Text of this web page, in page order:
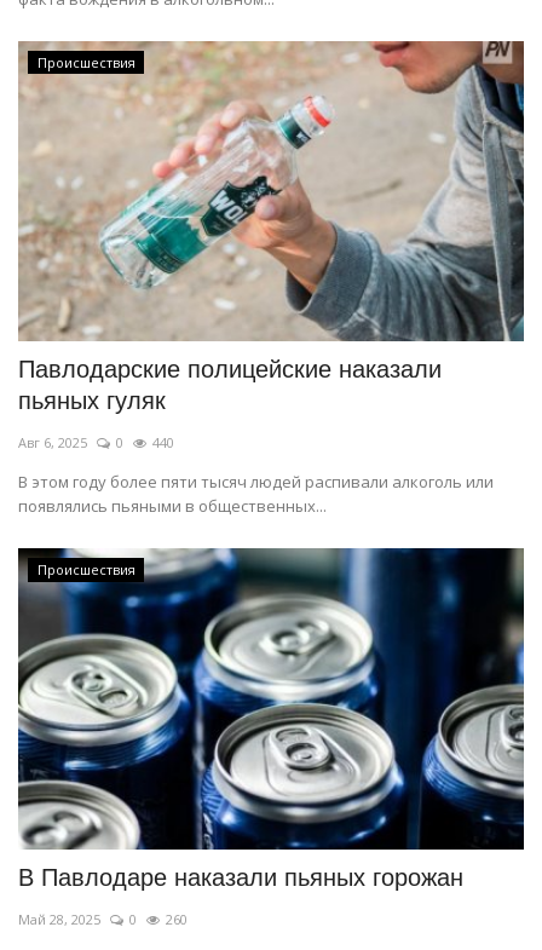
Происшествия
Павлодарские полицейские наказали
пьяных гуляк
Авг 6, 2025 0 440
В этом году более пяти тысяч людей распивали алкоголь или
появлялись пьяными в общественных...
Происшествия
В Павлодаре наказали пьяных горожан
Май 28, 2025 0 260